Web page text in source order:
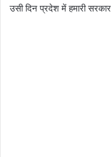
उसी दिन प्रदेश में हमारी